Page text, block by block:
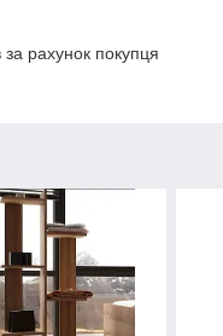
рахунок покупця